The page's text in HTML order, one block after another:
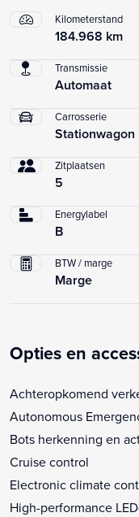
Kilometerstand
184.968 km
Transmissie
Automaat
Carrosserie
Stationwagon
Zitplaatsen
5
Energylabel
B
BTW / marge
Marge
Opties en
Achteropkomend
Autonomous
Bots herkenning en
Cruise control
Electronic climate
High-performance